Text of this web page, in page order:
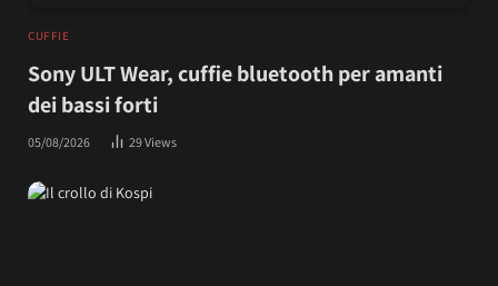
CUFFIE
Sony ULT Wear, cuffie bluetooth per amanti
dei bassi forti
05/08/2026 29Views